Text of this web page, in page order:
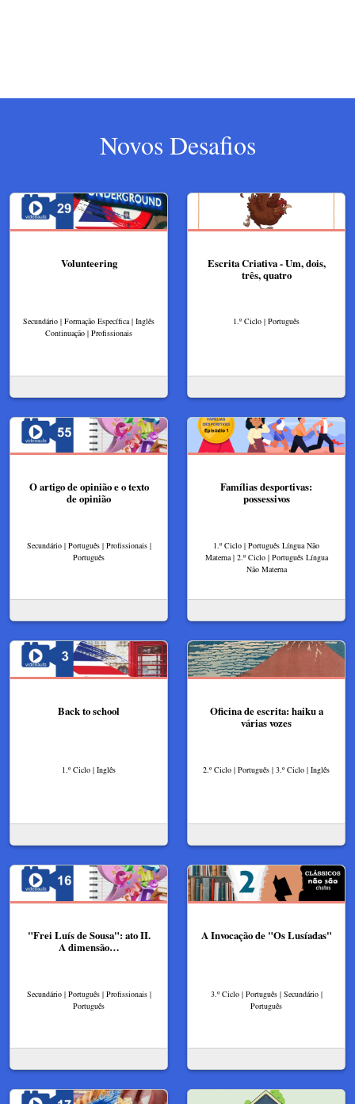
Novos Desafios
Volunteering
Secundário | Formação Específica | Inglês
Continuação | Profissionais
Escrita Criativa - Um, dois,
três, quatro
1.º Ciclo | Português
O artigo de opinião e o texto
de opinião
Secundário | Português | Profissionais |
Português
Famílias desportivas:
possessivos
1.º Ciclo | Português Língua Não
Materna | 2.º Ciclo | Português Língua
Não Materna
Back to school
1.º Ciclo | Inglês
Oficina de escrita: haiku a
várias vozes
2.º Ciclo | Português | 3.º Ciclo | Inglês
"Frei Luís de Sousa": ato II.
A dimensão…
Secundário | Português | Profissionais |
Português
A Invocação de "Os Lusíadas"
3.º Ciclo | Português | Secundário |
Português